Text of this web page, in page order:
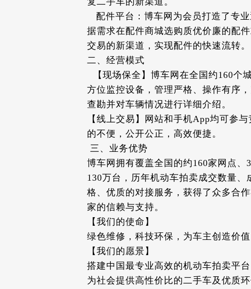
配件平台：博车网为会员打造了专
据需求在配件商城选购质优价廉的配
交易的新渠道，实现配件的快速流转。
二、经营模式
【现场保全】博车网在全国约160个
方位监控设备，管理严格、操作有序
查勘并对车辆情况进行详细介绍。
【线上交易】网站和手机App均可参
的不便，公开公正，高效便捷。
三、业务优势
博车网拥有覆盖全国的约160家网点
130万台，历年机动车拍卖成交数量
格、优质的对接服务，获得了众多合
家的信赖与支持。
【我们的使命】
绿色维修，科技环保，为车主创造价值
【我们的愿景】
搭建中国最专业高效的机动车拍卖平台
为社会提供高性价比的二手车及优质